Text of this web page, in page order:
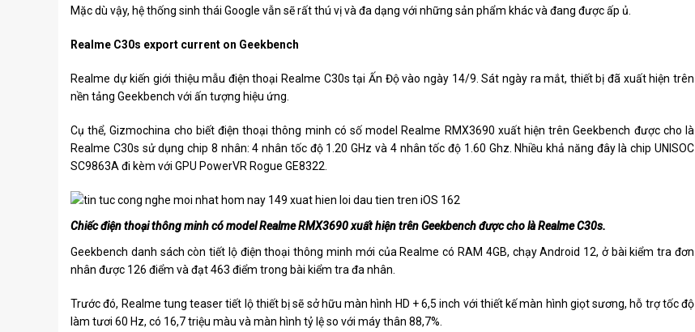
Mặc dù vậy, hệ thống sinh thái Google vẫn sẽ rất thú vị và đa dạng với những sản phẩm khác và đang được ấp ủ.
Realme C30s export current on Geekbench
Realme dự kiến ​​giới thiệu mẫu điện thoại Realme C30s tại Ấn Độ vào ngày 14/9. Sát ngày ra mắt, thiết bị đã xuất hiện trên
nền tảng Geekbench với ấn tượng hiệu ứng.
Cụ thể, Gizmochina cho biết điện thoại thông minh có số model Realme RMX3690 xuất hiện trên Geekbench được cho là
Realme C30s sử dụng chip 8 nhân: 4 nhân tốc độ 1.20 GHz và 4 nhân tốc độ 1.60 Ghz. Nhiều khả năng đây là chip UNISOC
SC9863A đi kèm với GPU PowerVR Rogue GE8322.
Chiếc điện thoại thông minh có model Realme RMX3690 xuất hiện trên Geekbench được cho là Realme C30s.
Geekbench danh sách còn tiết lộ điện thoại thông minh mới của Realme có RAM 4GB, chạy Android 12, ở bài kiểm tra đơn
nhân được 126 điểm và đạt 463 điểm trong bài kiểm tra đa nhân.
Trước đó, Realme tung teaser tiết lộ thiết bị sẽ sở hữu màn hình HD + 6,5 inch với thiết kế màn hình giọt sương, hỗ trợ tốc độ
làm tươi 60 Hz, có 16,7 triệu màu và màn hình tỷ lệ so với máy thân 88,7%.